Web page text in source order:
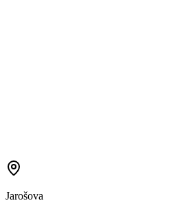
Jarošova